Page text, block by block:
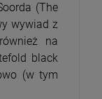
(The
wywiad z
na
black
(w tym